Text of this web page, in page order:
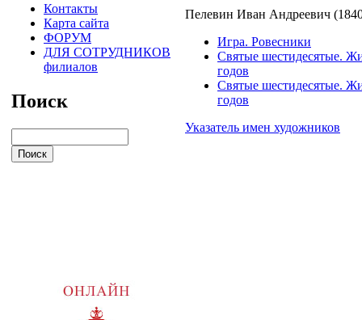
Контакты
Карта сайта
ФОРУМ
ДЛЯ СОТРУДНИКОВ
филиалов
Поиск
Пелевин Иван Андреевич
Игра. Ровесники
Святые шестидесятые.
годов
Святые шестидесятые.
годов
Указатель имен художников